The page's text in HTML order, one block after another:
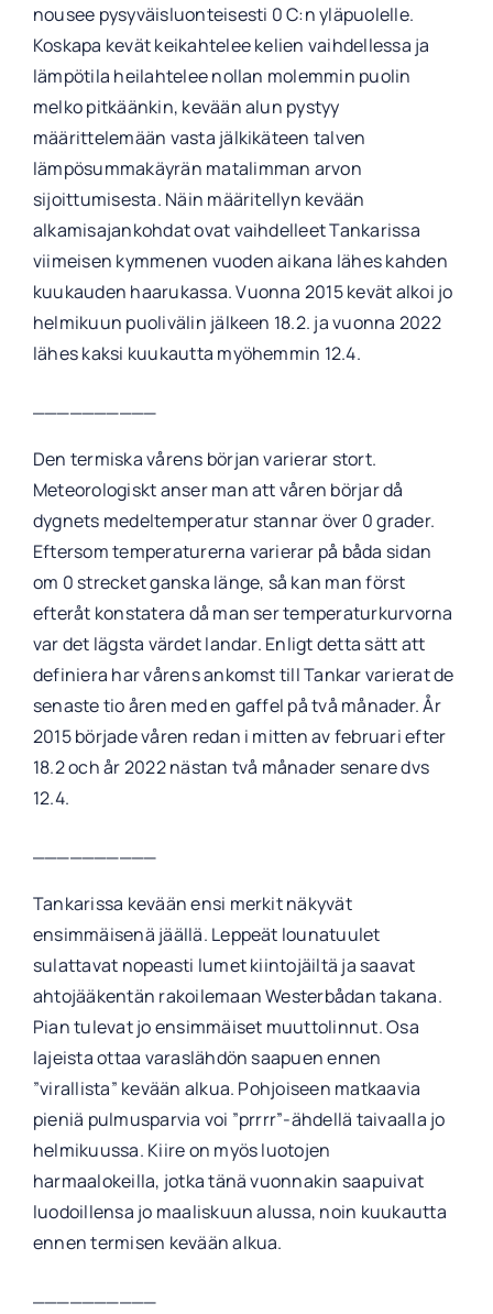
nousee pysyväisluonteisesti 0 C:n yläpuolelle.
Koskapa kevät keikahtelee kelien vaihdellessa ja
lämpötila heilahtelee nollan molemmin puolin
melko pitkäänkin, kevään alun pystyy
määrittelemään vasta jälkikäteen talven
lämpösummakäyrän matalimman arvon
sijoittumisesta. Näin määritellyn kevään
alkamisajankohdat ovat vaihdelleet Tankarissa
viimeisen kymmenen vuoden aikana lähes kahden
kuukauden haarukassa. Vuonna 2015 kevät alkoi jo
helmikuun puolivälin jälkeen 18.2. ja vuonna 2022
lähes kaksi kuukautta myöhemmin 12.4.
Den termiska vårens början varierar stort.
Meteorologiskt anser man att våren börjar då
dygnets medeltemperatur stannar över 0 grader.
Eftersom temperaturerna varierar på båda sidan
om 0 strecket ganska länge, så kan man först
efteråt konstatera då man ser temperaturkurvorna
var det lägsta värdet landar. Enligt detta sätt att
definiera har vårens ankomst till Tankar varierat de
senaste tio åren med en gaffel på två månader. År
2015 började våren redan i mitten av februari efter
18.2 och år 2022 nästan två månader senare dvs
12.4.
Tankarissa kevään ensi merkit näkyvät
ensimmäisenä jäällä. Leppeät lounatuulet
sulattavat nopeasti lumet kiintojäiltä ja saavat
ahtojääkentän rakoilemaan Westerbådan takana.
Pian tulevat jo ensimmäiset muuttolinnut. Osa
lajeista ottaa varaslähdön saapuen ennen
”virallista” kevään alkua. Pohjoiseen matkaavia
pieniä pulmusparvia voi ”prrrr”-ähdellä taivaalla jo
helmikuussa. Kiire on myös luotojen
harmaalokeilla, jotka tänä vuonnakin saapuivat
luodoillensa jo maaliskuun alussa, noin kuukautta
ennen termisen kevään alkua.